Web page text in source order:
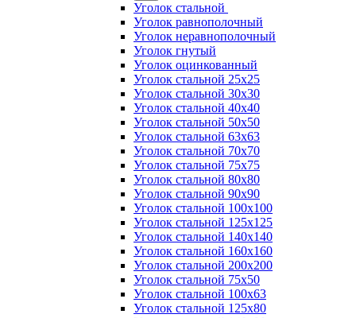
Уголок стальной
Уголок равнополочный
Уголок неравнополочный
Уголок гнутый
Уголок оцинкованный
Уголок стальной 25х25
Уголок стальной 30х30
Уголок стальной 40х40
Уголок стальной 50х50
Уголок стальной 63х63
Уголок стальной 70х70
Уголок стальной 75х75
Уголок стальной 80х80
Уголок стальной 90х90
Уголок стальной 100х100
Уголок стальной 125х125
Уголок стальной 140х140
Уголок стальной 160х160
Уголок стальной 200х200
Уголок стальной 75х50
Уголок стальной 100х63
Уголок стальной 125х80